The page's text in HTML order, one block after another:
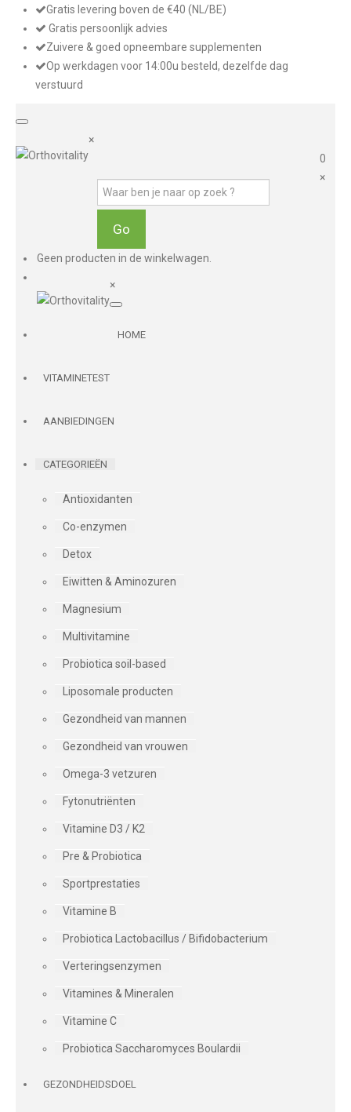
Gratis levering boven de €40 (NL/BE)
Gratis persoonlijk advies
Zuivere & goed opneembare supplementen
Op werkdagen voor 14:00u besteld, dezelfde dag
verstuurd
×
0
×
Geen producten in de winkelwagen.
×
HOME
VITAMINETEST
AANBIEDINGEN
CATEGORIEËN
Antioxidanten
Co-enzymen
Detox
Eiwitten & Aminozuren
Magnesium
Multivitamine
Probiotica soil-based
Liposomale producten
Gezondheid van mannen
Gezondheid van vrouwen
Omega-3 vetzuren
Fytonutriënten
Vitamine D3 / K2
Pre & Probiotica
Sportprestaties
Vitamine B
Probiotica Lactobacillus / Bifidobacterium
Verteringsenzymen
Vitamines & Mineralen
Vitamine C
Probiotica Saccharomyces Boulardii
GEZONDHEIDSDOEL